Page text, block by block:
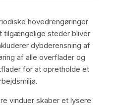
hovedrengøringer
tilgængelige steder bliver
dybderensning af
af alle overflader og
for at opretholde et
vinduer skaber et lysere